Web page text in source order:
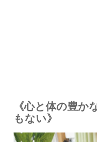
《心と体の豊
もない》